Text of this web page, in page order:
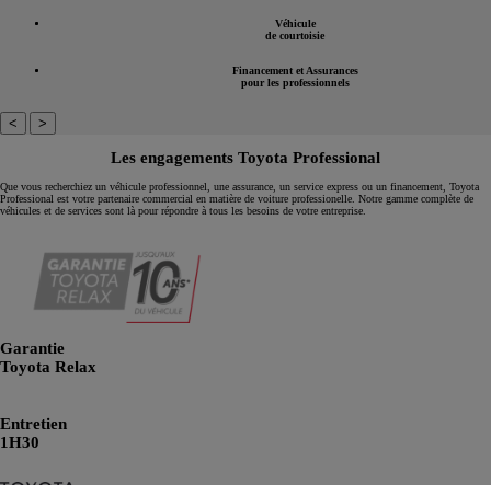
Véhicule
de courtoisie
Financement et Assurances
pour les professionnels
< >
Les engagements Toyota Professional
Que vous recherchiez un véhicule professionnel, une assurance, un service express ou un financement, Toyota
Professional est votre partenaire commercial en matière de voiture professionelle. Notre gamme complète de
véhicules et de services sont là pour répondre à tous les besoins de votre entreprise.
Garantie
Toyota Relax
Entretien
1H30